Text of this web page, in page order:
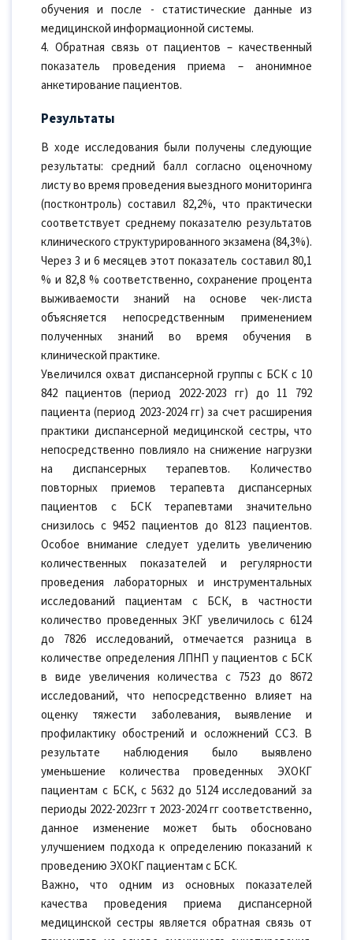
обучения и после - статистические данные из
медицинской информационной системы.
4. Обратная связь от пациентов – качественный
показатель проведения приема – анонимное
анкетирование пациентов.
Результаты
В ходе исследования были получены следующие
результаты: средний балл согласно оценочному
листу во время проведения выездного мониторинга
(постконтроль) составил 82,2%, что практически
соответствует среднему показателю результатов
клинического структурированного экзамена (84,3%).
Через 3 и 6 месяцев этот показатель составил 80,1
% и 82,8 % соответственно, сохранение процента
выживаемости знаний на основе чек-листа
объясняется непосредственным применением
полученных знаний во время обучения в
клинической практике.
Увеличился охват диспансерной группы с БСК с 10
842 пациентов (период 2022-2023 гг) до 11 792
пациента (период 2023-2024 гг) за счет расширения
практики диспансерной медицинской сестры, что
непосредственно повлияло на снижение нагрузки
на диспансерных терапевтов. Количество
повторных приемов терапевта диспансерных
пациентов с БСК терапевтами значительно
снизилось с 9452 пациентов до 8123 пациентов.
Особое внимание следует уделить увеличению
количественных показателей и регулярности
проведения лабораторных и инструментальных
исследований пациентам с БСК, в частности
количество проведенных ЭКГ увеличилось с 6124
до 7826 исследований, отмечается разница в
количестве определения ЛПНП у пациентов с БСК
в виде увеличения количества с 7523 до 8672
исследований, что непосредственно влияет на
оценку тяжести заболевания, выявление и
профилактику обострений и осложнений ССЗ. В
результате наблюдения было выявлено
уменьшение количества проведенных ЭХОКГ
пациентам с БСК, с 5632 до 5124 исследований за
периоды 2022-2023гг т 2023-2024 гг соответственно,
данное изменение может быть обосновано
улучшением подхода к определению показаний к
проведению ЭХОКГ пациентам с БСК.
Важно, что одним из основных показателей
качества проведения приема диспансерной
медицинской сестры является обратная связь от